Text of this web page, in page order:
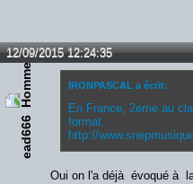
12/09/2015 12:24:35
ead666
IRONPASCAL a écrit:
En France, 2eme au
format..
http://
Oui on l'a déjà évoqué à